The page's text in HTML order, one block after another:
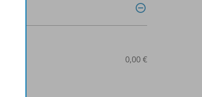
0,00 €